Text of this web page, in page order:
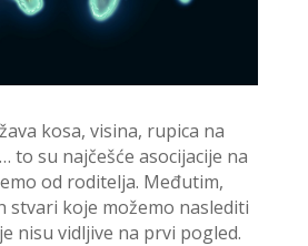
kosa, visina, rupica na
to su najčešće asocijacije na
od roditelja. Međutim,
stvari koje možemo naslediti
nisu vidljive na prvi pogled.